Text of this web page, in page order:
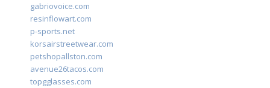
gabriovoice.com
resinflowart.com
p-sports.net
korsairstreetwear.com
petshopallston.com
avenue26tacos.com
topgglasses.com